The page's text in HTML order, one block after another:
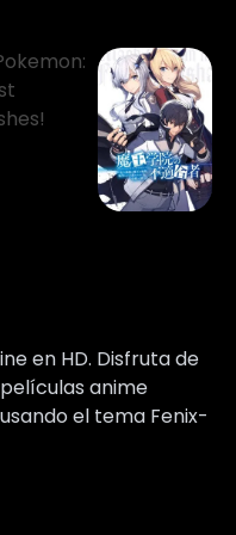
en HD. Disfruta de
anime
el tema Fenix-